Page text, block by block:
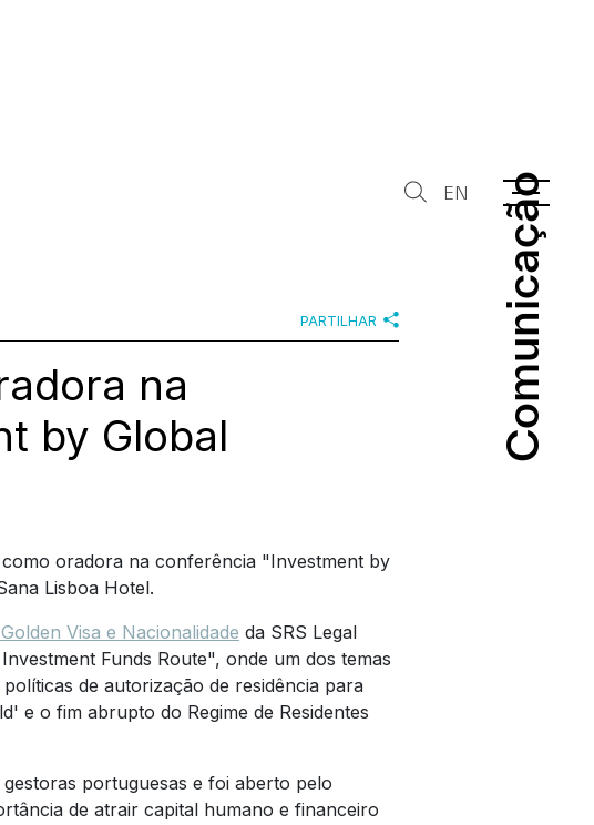
Comunicação
Comunicação
EN
PARTILHAR
na
by Global
oradora na conferência "Investment by
Lisboa Hotel.
Visa e Nacionalidade da SRS Legal
Funds Route", onde um dos temas
de autorização de residência para
e o fim abrupto do Regime de Residentes
portuguesas e foi aberto pelo
de atrair capital humano e financeiro